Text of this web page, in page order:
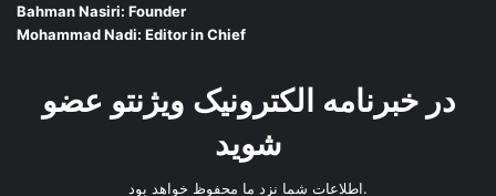
Bahman Nasiri: Founder
Mohammad Nadi: Editor in Chief
در خبرنامه الکترونیک ویژنتو عضو
شوید
.اطلاعات شما نزد ما محفوظ خواهد بود